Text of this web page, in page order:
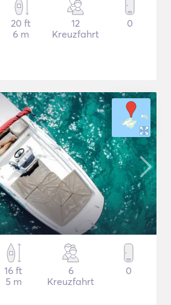
20 ft
6 m
12
Kreuzfahrt
0
16 ft
5 m
6
Kreuzfahrt
0